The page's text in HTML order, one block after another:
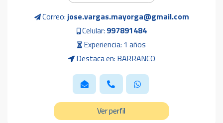
Correo:jose.vargas.mayorga@gmail.com
Celular: 997891484
Experiencia: 1 años
Destaca en: BARRANCO
Ver perfil